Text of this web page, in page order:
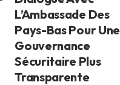
L’Ambassade Des
Pays-Bas Pour Une
Gouvernance
Sécuritaire Plus
Transparente